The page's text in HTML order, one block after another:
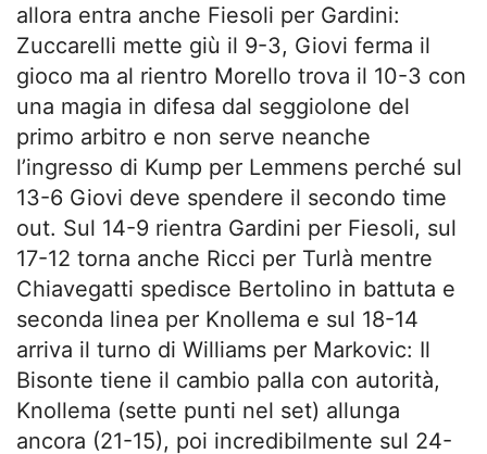
allora entra anche Fiesoli per Gardini:
Zuccarelli mette giù il 9-3, Giovi ferma il
gioco ma al rientro Morello trova il 10-3 con
una magia in difesa dal seggiolone del
primo arbitro e non serve neanche
l’ingresso di Kump per Lemmens perché sul
13-6 Giovi deve spendere il secondo time
out. Sul 14-9 rientra Gardini per Fiesoli, sul
17-12 torna anche Ricci per Turlà mentre
Chiavegatti spedisce Bertolino in battuta e
seconda linea per Knollema e sul 18-14
arriva il turno di Williams per Markovic: Il
Bisonte tiene il cambio palla con autorità,
Knollema (sette punti nel set) allunga
ancora (21-15), poi incredibilmente sul 24-